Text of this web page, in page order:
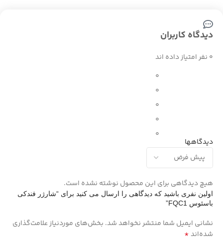
دیدگاه کاربران
0 نفر امتیاز داده اند
0
0
0
0
0
دیدگاهها
هیچ دیدگاهی برای این محصول نوشته نشده است.
اولین نفری باشید که دیدگاهی را ارسال می کنید برای “شارژر فندکی
باسئوس FQC1”
نشانی ایمیل شما منتشر نخواهد شد. بخش‌های موردنیاز علامت‌گذاری
شده‌اند*